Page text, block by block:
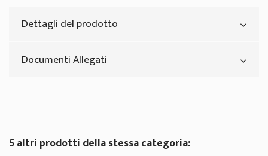
Dettagli del prodotto
Documenti Allegati
5 altri prodotti della stessa categoria: